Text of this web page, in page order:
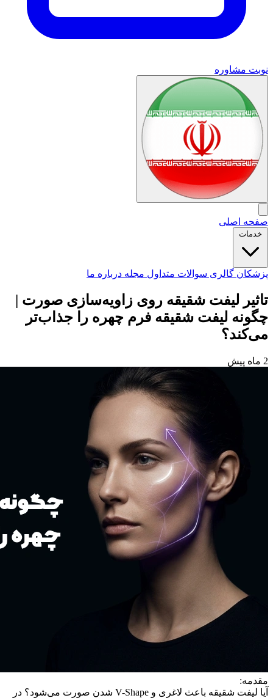
نوبت مشاوره
صفحه اصلی
خدمات
پزشکان گالری سوالات متداول مجله درباره ما
تاثیر لیفت شقیقه روی زاویه‌سازی صورت |
چگونه لیفت شقیقه فرم چهره را جذاب‌تر
می‌کند؟
2 ماه پیش
مقدمه:
آیا لیفت شقیقه باعث لاغری و V-Shape شدن صورت می‌شود؟ در